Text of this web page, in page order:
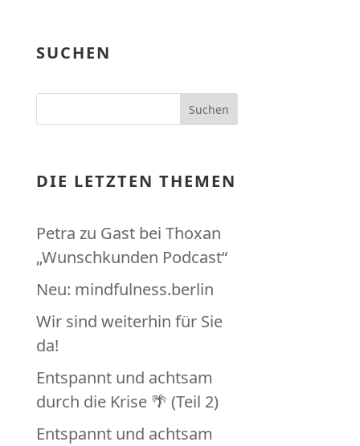
SUCHEN
DIE LETZTEN THEMEN
Petra zu Gast bei Thoxan
„Wunschkunden Podcast“
Neu: mindfulness.berlin
Wir sind weiterhin für Sie
da!
Entspannt und achtsam
durch die Krise 🌴 (Teil 2)
Entspannt und achtsam